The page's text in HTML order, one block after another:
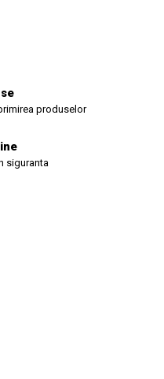
produselor
siguranta